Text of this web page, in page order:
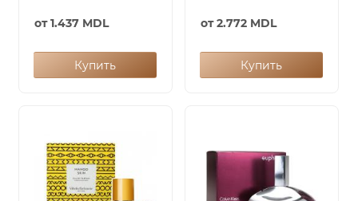
от1.437 MDL
Купить
от2.772 MDL
Купить